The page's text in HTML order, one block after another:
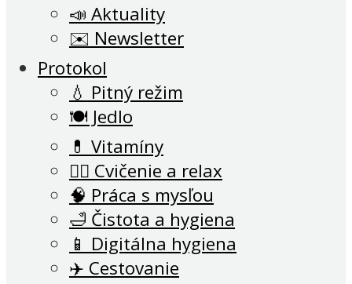
📣 Aktuality
✉️ Newsletter
Protokol
💧 Pitný režim
🍽 Jedlo
💊 Vitamíny
🧘‍♂️ Cvičenie a relax
🧠 Práca s mysľou
🛁 Čistota a hygiena
📱 Digitálna hygiena
✈️ Cestovanie